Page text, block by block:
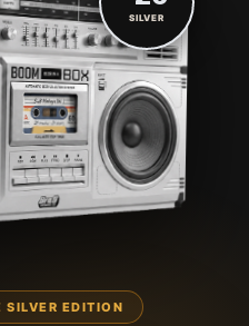
SILVER EDITION
SILVER